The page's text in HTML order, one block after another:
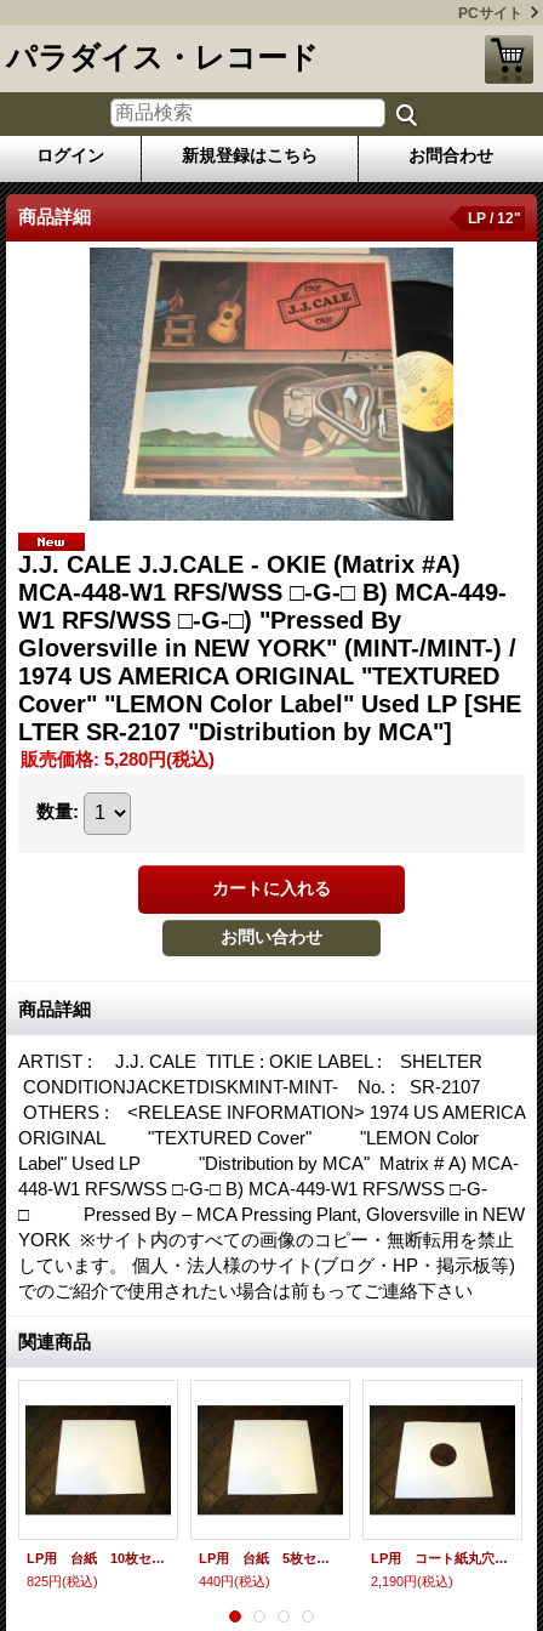
PCサイト
パラダイス・レコード
ログイン 新規登録はこちら お問合わせ
商品詳細 LP / 12"
J.J. CALE J.J.CALE - OKIE (Matrix #A)
MCA-448-W1 RFS/WSS □-G-□ B) MCA-449-
W1 RFS/WSS □-G-□) "Pressed By
Gloversville in NEW YORK" (MINT-/MINT-) /
1974 US AMERICA ORIGINAL "TEXTURED
Cover" "LEMON Color Label" Used LP [SHE
LTER SR-2107 "Distribution by MCA"]
販売価格: 5,280円(税込)
数量:
商品詳細
ARTIST : J.J. CALE TITLE : OKIE LABEL : SHELTER
CONDITIONJACKETDISKMINT-MINT- No. : SR-2107
OTHERS : <RELEASE INFORMATION> 1974 US AMERICA
ORIGINAL "TEXTURED Cover" "LEMON Color
Label" Used LP "Distribution by MCA" Matrix # A) MCA-
448-W1 RFS/WSS □-G-□ B) MCA-449-W1 RFS/WSS □-G-
□ Pressed By – MCA Pressing Plant, Gloversville in NEW
YORK ※サイト内のすべての画像のコピー・無断転用を禁止
しています。 個人・法人様のサイト(ブログ・HP・掲示板等)
でのご紹介で使用されたい場合は前もってご連絡下さい
関連商品
LP用 台紙 10枚セット
825円(税込)
LP用 台紙 5枚セット
440円(税込)
LP用 コート紙丸穴ジャケ 10枚セット
2,190円(税込)